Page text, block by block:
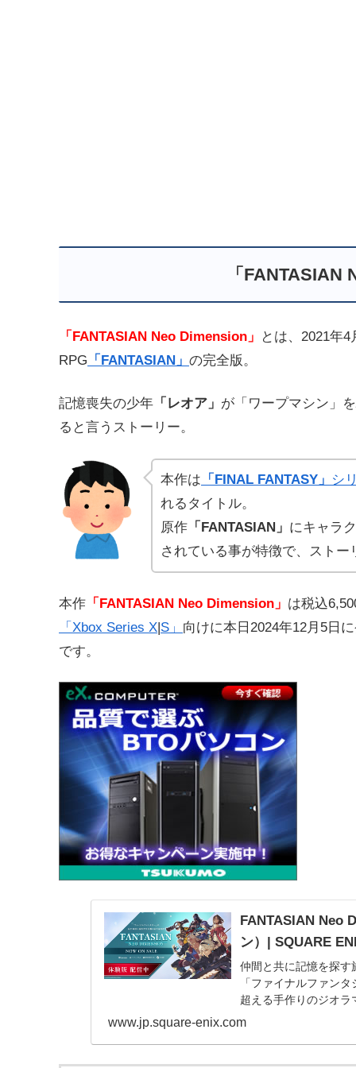
「
「FANTASIAN Neo Dimension」 とは、 2021年4
RPG 「FANTASIAN」 の完全版。
記憶喪失の少年 「レオア」 が 「ワープマシン」
ると言うストーリー。
本作は 「FINAL FANTASY」 シ
れるタイトル。
原作 「FANTASIAN」 にキャラ
されている事が特徴で、スト
本作 「FANTASIAN Neo Dimension」 は税込
「Xbox Series X|S」 向けに本日2024年12月5日
です。
FANTASIAN Neo
ン）| SQUARE
仲間と共に記憶を探す
「ファイナルファン
超える手作りのジオ
www.jp.square-enix.com